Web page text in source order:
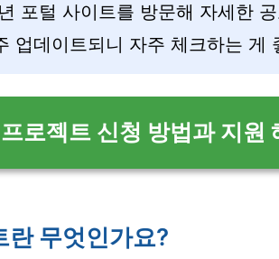
포털 사이트를 방문해 자세한
업데이트되니 자주 체크하는 게
로젝트 신청 방법과 지원
란 무엇인가요?